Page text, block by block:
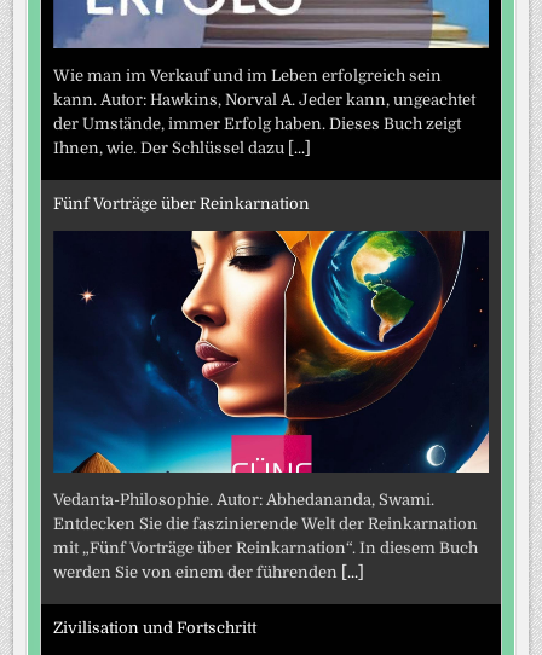
Wie man im Verkauf und im Leben erfolgreich sein
kann. Autor: Hawkins, Norval A. Jeder kann, ungeachtet
der Umstände, immer Erfolg haben. Dieses Buch zeigt
Ihnen, wie. Der Schlüssel dazu [...]
Fünf Vorträge über Reinkarnation
Vedanta-Philosophie. Autor: Abhedananda, Swami.
Entdecken Sie die faszinierende Welt der Reinkarnation
mit „Fünf Vorträge über Reinkarnation“. In diesem Buch
werden Sie von einem der führenden [...]
Zivilisation und Fortschritt